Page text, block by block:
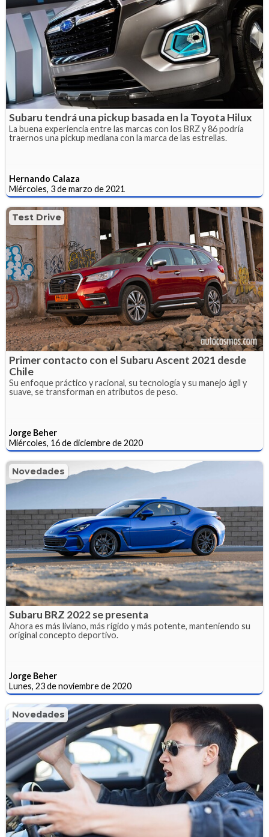
Subaru tendrá una pickup basada en la Toyota Hilux
La buena experiencia entre las marcas con los BRZ y 86 podría
traernos una pickup mediana con la marca de las estrellas.
Hernando Calaza
Miércoles, 3 de marzo de 2021
Test Drive
Primer contacto con el Subaru Ascent 2021 desde
Chile
Su enfoque práctico y racional, su tecnología y su manejo ágil y
suave, se transforman en atributos de peso.
Jorge Beher
Miércoles, 16 de diciembre de 2020
Novedades
Subaru BRZ 2022 se presenta
Ahora es más liviano, más rígido y más potente, manteniendo su
original concepto deportivo.
Jorge Beher
Lunes, 23 de noviembre de 2020
Novedades